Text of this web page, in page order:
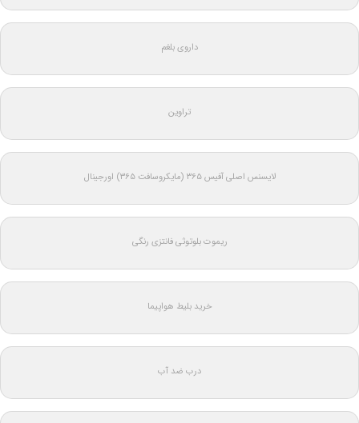
داروی بلغم
تراوین
لایسنس اصلی آفیس ۳۶۵ (مایکروسافت ۳۶۵) اورجینال
ریموت بلوتوثی فانتزی رنگی
خرید بلیط هواپیما
درب ضد آب